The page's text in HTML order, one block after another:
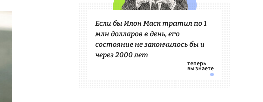
Если бы Илон Маск тратил по 1
млн долларов в день, его
состояние не закончилось бы и
через 2000 лет